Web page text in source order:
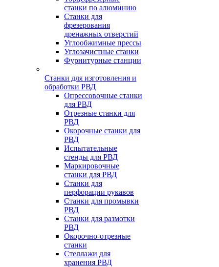
станки по алюминию
Станки для
фрезерования
дренажных отверстий
Углообжимные прессы
Углозачистные станки
Фурнитурные станции
Станки для изготовления и
обработки РВД
Опрессовочные станки
для РВД
Отрезные станки для
РВД
Окорочные станки для
РВД
Испытательные
стенды для РВД
Маркировочные
станки для РВД
Станки для
перфорации рукавов
Станки для промывки
РВД
Станки для размотки
РВД
Окорочно-отрезные
станки
Стеллажи для
хранения РВД